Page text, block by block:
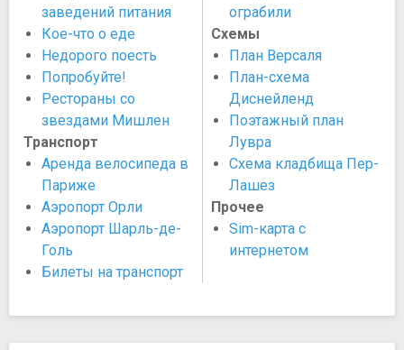
заведений питания
Кое-что о еде
Недорого поесть
Попробуйте!
Рестораны со
звездами Мишлен
Транспорт
Аренда велосипеда в
Париже
Аэропорт Орли
Аэропорт Шарль-де-
Голь
Билеты на транспорт
ограбили
Схемы
План Версаля
План-схема
Диснейленд
Поэтажный план
Лувра
Схема кладбища Пер-
Лашез
Прочее
Sim-карта с
интернетом